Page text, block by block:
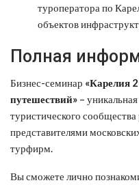
туроператора по
объектов
Полная
Бизнес-семинар «Карелия
путешествий» –
туристического
представителями
турфирм.
Вы сможете лично